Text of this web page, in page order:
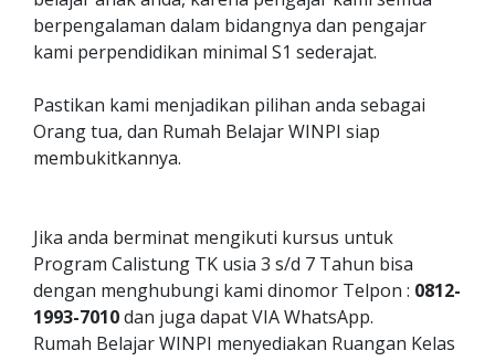
berpengalaman dalam bidangnya dan pengajar
kami perpendidikan minimal S1 sederajat.
Pastikan kami menjadikan pilihan anda sebagai
Orang tua, dan Rumah Belajar WINPI siap
membukitkannya.
Jika anda berminat mengikuti kursus untuk
Program Calistung TK usia 3 s/d 7 Tahun bisa
dengan menghubungi kami dinomor Telpon : 0812-
1993-7010dan juga dapat VIA WhatsApp.
Rumah Belajar WINPI menyediakan Ruangan Kelas